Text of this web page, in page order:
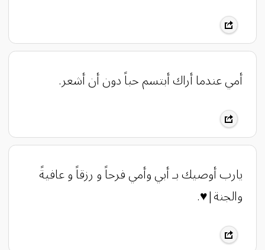
أمي عندما أراك أبتسم حباً دون أن أشعر.
يارب أوصيك بـ أبي وأمي فرحاً و رزقاً و عافيةً
والجنة|♥️.